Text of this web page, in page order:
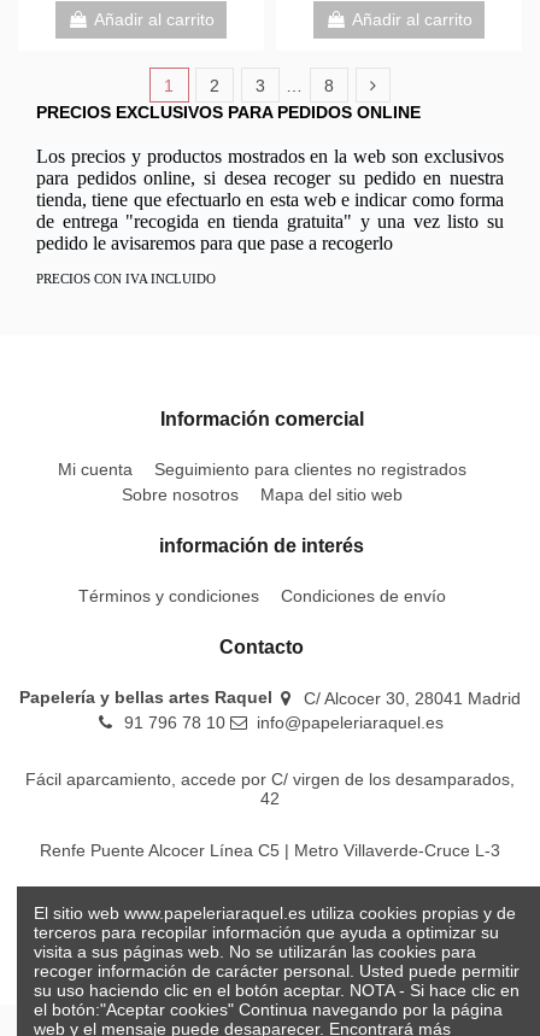
Añadir al carrito Añadir al carrito
1 2 3
8
PRECIOS EXCLUSIVOS PARA PEDIDOS ONLINE
Los precios y productos mostrados en la web son exclusivos
para pedidos online, si desea recoger su pedido en nuestra
tienda, tiene que efectuarlo en esta web e indicar como forma
de entrega "recogida en tienda gratuita" y una vez listo su
pedido le avisaremos para que pase a recogerlo
PRECIOS CON IVA INCLUIDO
Información comercial
Mi cuenta
Seguimiento para clientes no registrados
Sobre nosotros
Mapa del sitio web
información de interés
Términos y condiciones Condiciones de envío
Contacto
Papelería y bellas artes Raquel
C/ Alcocer 30, 28041 Madrid
91 796 78 10
info@papeleriaraquel.es
Fácil aparcamiento, accede por C/ virgen de los desamparados,
42
Renfe Puente Alcocer Línea C5 | Metro Villaverde-Cruce L-3
El sitio web www.papeleriaraquel.es utiliza cookies propias y de
terceros para recopilar información que ayuda a optimizar su
visita a sus páginas web. No se utilizarán las cookies para
recoger información de carácter personal. Usted puede permitir
su uso haciendo clic en el botón aceptar. NOTA - Si hace clic en
el botón:"Aceptar cookies" Continua navegando por la página
web y el mensaje puede desaparecer. Encontrará más